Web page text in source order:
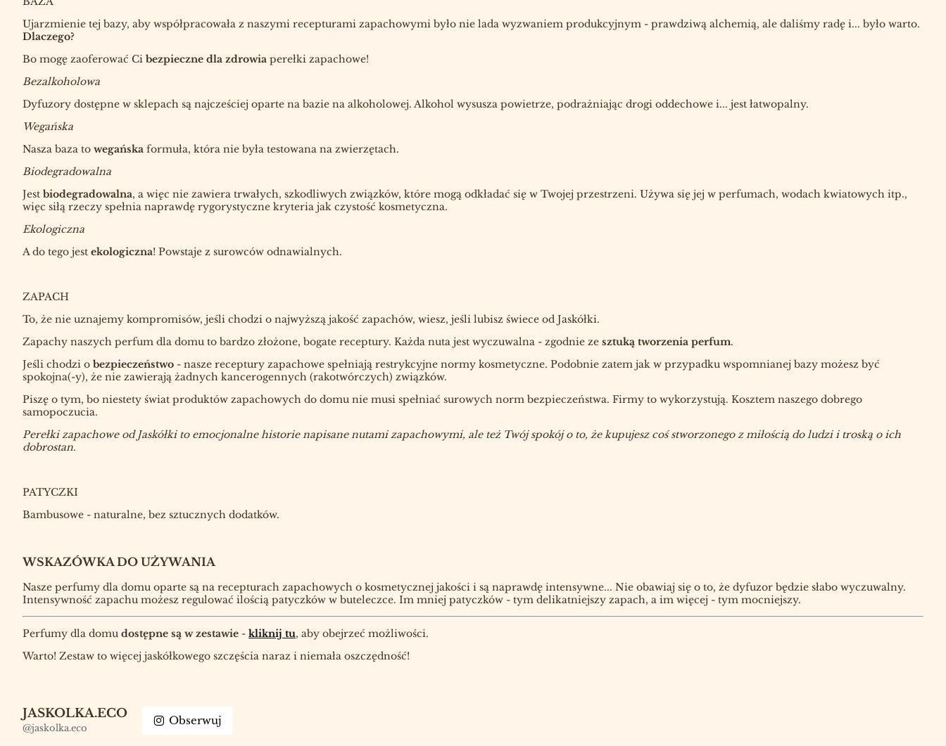
Ujarzmienie tej bazy, aby współpracowała z naszymi recepturami zapachowymi było nie lada wyzwaniem produkcyjnym - prawdziwą alchemią, ale daliśmy radę i... było warto.
Dlaczego?
Bo mogę zaoferować Ci bezpieczne dla zdrowia perełki zapachowe!
Bezalkoholowa
Dyfuzory dostępne w sklepach są najcześciej oparte na bazie na alkoholowej. Alkohol wysusza powietrze, podrażniając drogi oddechowe i... jest łatwopalny.
Wegańska
Nasza baza to wegańska formuła, która nie była testowana na zwierzętach.
Biodegradowalna
Jest biodegradowalna, a więc nie zawiera trwałych, szkodliwych związków, które mogą odkładać się w Twojej przestrzeni. Używa się jej w perfumach, wodach kwiatowych itp.,
więc siłą rzeczy spełnia naprawdę rygorystyczne kryteria jak czystość kosmetyczna.
Ekologiczna
A do tego jest ekologiczna! Powstaje z surowców odnawialnych.
ZAPACH
To, że nie uznajemy kompromisów, jeśli chodzi o najwyższą jakość zapachów, wiesz, jeśli lubisz świece od Jaskółki.
Zapachy naszych perfum dla domu to bardzo złożone, bogate receptury. Każda nuta jest wyczuwalna - zgodnie ze sztuką tworzenia perfum.
Jeśli chodzi o bezpieczeństwo - nasze receptury zapachowe spełniają restrykcyjne normy kosmetyczne. Podobnie zatem jak w przypadku wspomnianej bazy możesz być
spokojna(-y), że nie zawierają żadnych kancerogennych (rakotwórczych) związków.
Piszę o tym, bo niestety świat produktów zapachowych do domu nie musi spełniać surowych norm bezpieczeństwa. Firmy to wykorzystują. Kosztem naszego dobrego
samopoczucia.
Perełki zapachowe od Jaskółki to emocjonalne historie napisane nutami zapachowymi, ale też Twój spokój o to, że kupujesz coś stworzonego z miłością do ludzi i troską o ich
dobrostan.
PATYCZKI
Bambusowe - naturalne, bez sztucznych dodatków.
WSKAZÓWKA DO UŻYWANIA
Nasze perfumy dla domu oparte są na recepturach zapachowych o kosmetycznej jakości i są naprawdę intensywne... Nie obawiaj się o to, że dyfuzor będzie słabo wyczuwalny.
Intensywność zapachu możesz regulować ilością patyczków w buteleczce. Im mniej patyczków - tym delikatniejszy zapach, a im więcej - tym mocniejszy.
Perfumy dla domu dostępne są w zestawie - kliknij tu, aby obejrzeć możliwości.
Warto! Zestaw to więcej jaskółkowego szczęścia naraz i niemała oszczędność!
JASKOLKA.ECO
@jaskolka.eco
Obserwuj